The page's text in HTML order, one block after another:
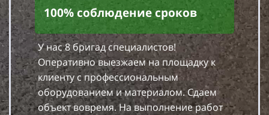
100% соблюдение сроков
У нас 8 бригад специалистов!
Оперативно выезжаем на площадку к
клиенту с профессиональным
оборудованием и материалом. Сдаем
объект вовремя. На выполнение работ